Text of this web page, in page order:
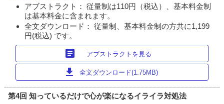
アブストラクト： 従量制は110円（税込）、基本料金制
は基本料金に含まれます。
全文ダウンロード： 従量制、基本料金制の方共に1,199
円(税込) です。
article アブストラクトを見る
download 全文ダウンロード(1.75MB)
第4回 知っているだけで心が楽になるイライラ対処法